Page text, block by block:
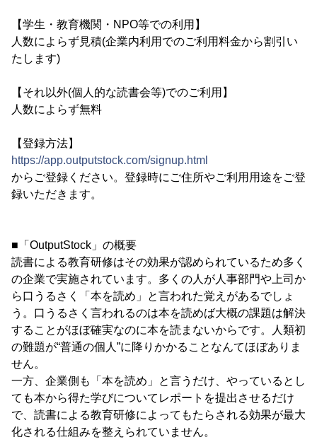
【学生・教育機関・NPO等での利用】
人数によらず見積(企業内利用でのご利用料金から割引い
たします)
【それ以外(個人的な読書会等)でのご利用】
人数によらず無料
【登録方法】
https://app.outputstock.com/signup.html
からご登録ください。登録時にご住所やご利用用途をご登
録いただきます。
■「OutputStock」の概要
読書による教育研修はその効果が認められているため多く
の企業で実施されています。多くの人が人事部門や上司か
ら口うるさく「本を読め」と言われた覚えがあるでしょ
う。口うるさく言われるのは本を読めば大概の課題は解決
することがほぼ確実なのに本を読まないからです。人類初
の難題が“普通の個人”に降りかかることなんてほぼありま
せん。
一方、企業側も「本を読め」と言うだけ、やっているとし
ても本から得た学びについてレポートを提出させるだけ
で、読書による教育研修によってもたらされる効果が最大
化される仕組みを整えられていません。